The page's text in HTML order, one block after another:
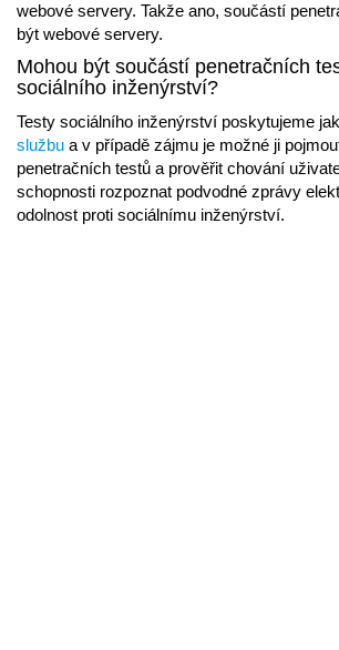
webové servery. Takže ano, součástí
být webové servery.
Mohou být součástí penetračních
sociálního inženýrství?
Testy sociálního inženýrství poskytujeme
službu a v případě zájmu je možné ji
penetračních testů a prověřit chování
schopnosti rozpoznat podvodné zprávy
odolnost proti sociálnímu inženýrství.